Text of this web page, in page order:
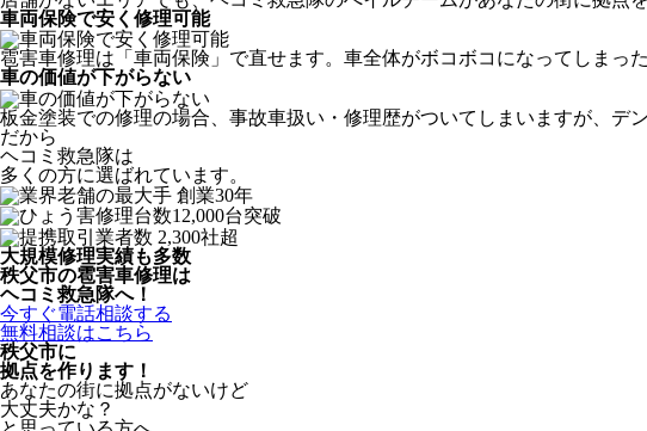
車両保険で安く修理可能
雹害車修理は「車両保険」で直せます。車全体がボコボコになってしまっ
車の価値が下がらない
板金塗装での修理の場合、事故車扱い・修理歴がついてしまいますが、デ
だから
ヘコミ救急隊は
多くの方に選ばれています。
大規模修理実績も多数
秩父市の雹害車修理は
ヘコミ救急隊へ！
今すぐ電話相談する
無料相談はこちら
秩父市に
拠点を作ります！
あなたの街に拠点がないけど
大丈夫かな？